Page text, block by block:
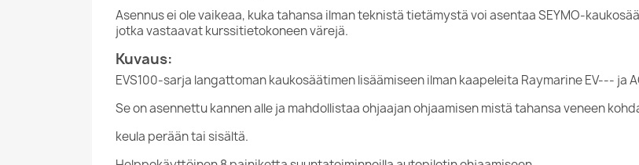
Asennus ei ole vaikeaa, kuka tahansa ilman teknistä tietämystä voi asentaa SEYMO-
jotka vastaavat kurssitietokoneen värejä.
Kuvaus:
EVS100-sarja langattoman kaukosäätimen lisäämiseen ilman kaapeleita Raymarine EV--- ja
Se on asennettu kannen alle ja mahdollistaa ohjaajan ohjaamisen mistä tahansa veneen
keula perään tai sisältä.